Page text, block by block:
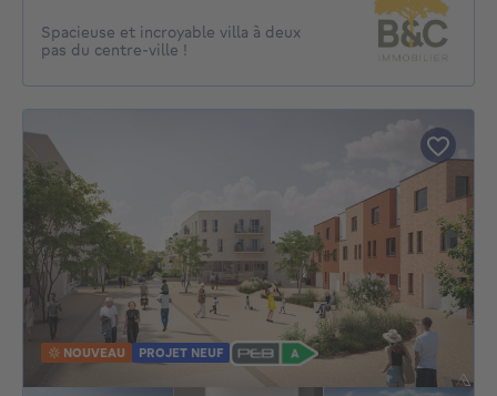
Spacieuse et incroyable villa à deux
pas du centre-ville !
NOUVEAU PROJET NEUF